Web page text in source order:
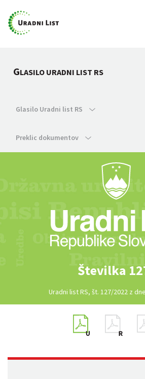
GLASILO URADNI LIST RS
Glasilo Uradni list RS
Preklic dokumentov
Številka
Uradni list RS, št. 127/2022 z